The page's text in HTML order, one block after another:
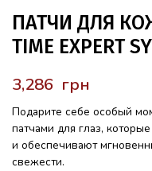
ПАТЧИ ДЛЯ
TIME EXPERT
грн
Подарите себе особый
патчами для глаз,
и обеспечивают
свежести.